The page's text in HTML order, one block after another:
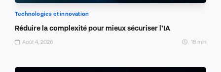
Technologies et innovation
Réduire la complexité pour mieux sécuriser l’IA
Août 4, 2026 18 min